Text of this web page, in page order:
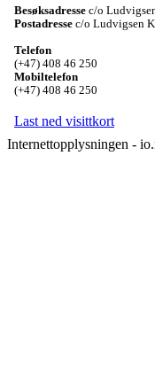
Besøksadresse c/o
Postadresse c/o Ludvigsen
Telefon
(+47) 408 46 250
Mobiltelefon
(+47) 408 46 250
Last ned visittkort
Internettopplysningen -